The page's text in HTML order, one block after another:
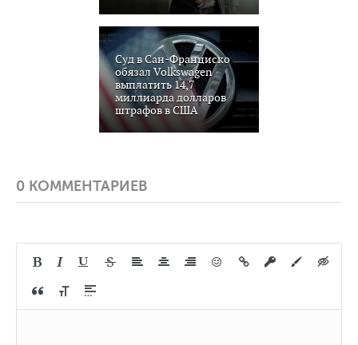
Суд в Сан-Франциско
обязал Volkswagen
выплатить 14,7
миллиарда долларов
штрафов в США
0 КОММЕНТАРИЕВ